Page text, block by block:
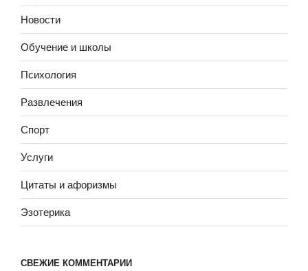
Новости
Обучение и школы
Психология
Развлечения
Спорт
Услуги
Цитаты и афоризмы
Эзотерика
СВЕЖИЕ КОММЕНТАРИИ